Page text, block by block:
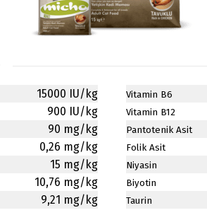
15000 IU/kg
900 IU/kg
90 mg/kg
0,26 mg/kg
15 mg/kg
10,76 mg/kg
9,21 mg/kg
Vitamin B6
Vitamin B12
Pantotenik Asit
Folik Asit
Niyasin
Biyotin
Taurin
Dili Değiştir